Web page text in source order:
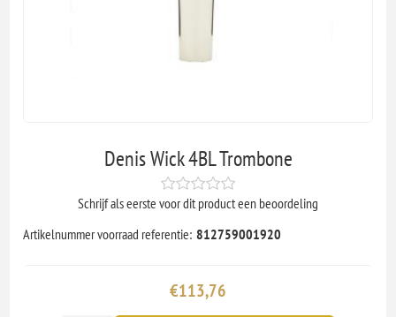
Denis Wick 4BL Trombone
Schrijf als eerste voor dit product een beoordeling
Artikelnummer voorraad referentie: 812759001920
€113,76